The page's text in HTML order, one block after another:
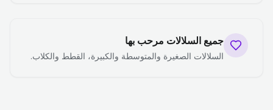
جميع السلالات مرحب بها
السلالات الصغيرة والمتوسطة والكبيرة، القطط والكلاب.